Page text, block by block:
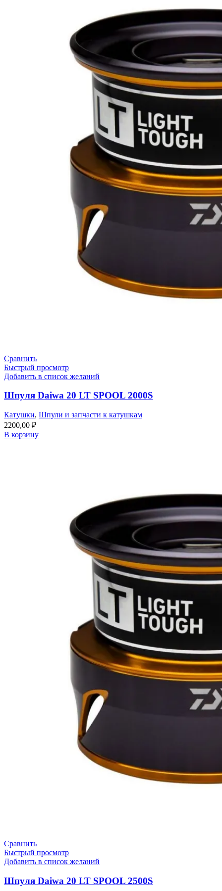
Сравнить
Быстрый просмотр
Добавить в список желаний
Шпуля Daiwa 20 LT SPOOL 2000S
Катушки, Шпули и запчасти к катушкам
2200,00 ₽
В корзину
Сравнить
Быстрый просмотр
Добавить в список желаний
Шпуля Daiwa 20 LT SPOOL 2500S